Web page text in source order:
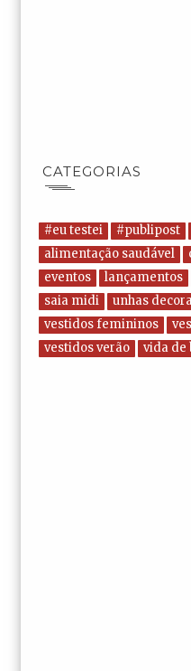
CATEGORIAS
#eu testei #publipost
alimentação saudável
eventos
lançamentos
saia midi
unhas
vestidos femininos
vestidos verão
vida de